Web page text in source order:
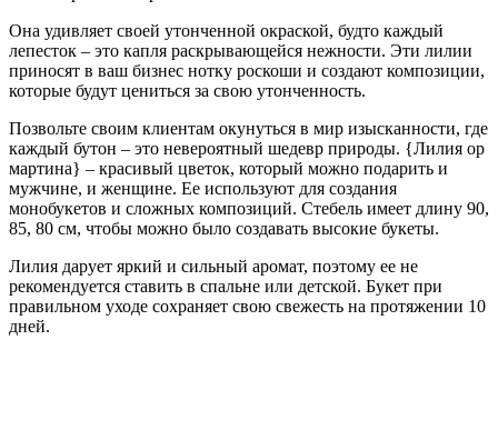
Она удивляет своей утонченной окраской, будто каждый
лепесток – это капля раскрывающейся нежности. Эти лилии
приносят в ваш бизнес нотку роскоши и создают композиции,
которые будут цениться за свою утонченность.
Позвольте своим клиентам окунуться в мир изысканности, где
каждый бутон – это невероятный шедевр природы. {Лилия ор
мартина} – красивый цветок, который можно подарить и
мужчине, и женщине. Ее используют для создания
монобукетов и сложных композиций. Стебель имеет длину 90,
85, 80 см, чтобы можно было создавать высокие букеты.
Лилия дарует яркий и сильный аромат, поэтому ее не
рекомендуется ставить в спальне или детской. Букет при
правильном уходе сохраняет свою свежесть на протяжении 10
дней.